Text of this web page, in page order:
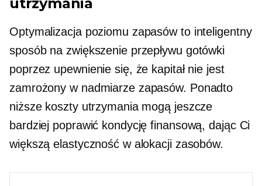
utrzymania
Optymalizacja poziomu zapasów to inteligentny
sposób na zwiększenie przepływu gotówki
poprzez upewnienie się, że kapitał nie jest
zamrożony w nadmiarze zapasów. Ponadto
niższe koszty utrzymania mogą jeszcze
bardziej poprawić kondycję finansową, dając Ci
większą elastyczność w alokacji zasobów.